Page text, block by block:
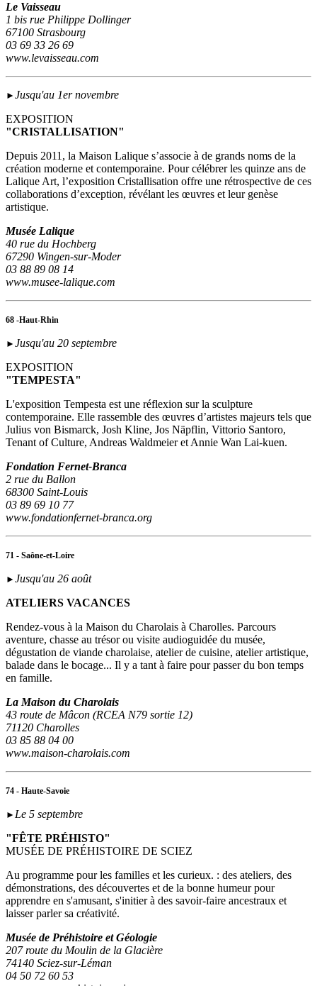
Le Vaisseau
1 bis rue Philippe Dollinger
67100 Strasbourg
03 69 33 26 69
www.levaisseau.com
► Jusqu'au 1er novembre
EXPOSITION
"CRISTALLISATION"
Depuis 2011, la Maison Lalique s’associe à de grands noms de la
création moderne et contemporaine. Pour célébrer les quinze ans de
Lalique Art, l’exposition Cristallisation offre une rétrospective de ces
collaborations d’exception, révélant les œuvres et leur genèse
artistique.
Musée Lalique
40 rue du Hochberg
67290 Wingen-sur-Moder
03 88 89 08 14
www.musee-lalique.com
68 -Haut-Rhin
► Jusqu'au 20 septembre
EXPOSITION
"TEMPESTA"
L'exposition Tempesta est une réflexion sur la sculpture
contemporaine. Elle rassemble des œuvres d’artistes majeurs tels que
Julius von Bismarck, Josh Kline, Jos Näpflin, Vittorio Santoro,
Tenant of Culture, Andreas Waldmeier et Annie Wan Lai-kuen.
Fondation Fernet-Branca
2 rue du Ballon
68300 Saint-Louis
03 89 69 10 77
www.fondationfernet-branca.org
71 - Saône-et-Loire
► Jusqu'au 26 août
ATELIERS VACANCES
Rendez-vous à la Maison du Charolais à Charolles. Parcours
aventure, chasse au trésor ou visite audioguidée du musée,
dégustation de viande charolaise, atelier de cuisine, atelier artistique,
balade dans le bocage... Il y a tant à faire pour passer du bon temps
en famille.
La Maison du Charolais
43 route de Mâcon (RCEA N79 sortie 12)
71120 Charolles
03 85 88 04 00
www.maison-charolais.com
74 - Haute-Savoie
► Le 5 septembre
"FÊTE PRÉHISTO"
MUSÉE DE PRÉHISTOIRE DE SCIEZ
Au programme pour les familles et les curieux. : des ateliers, des
démonstrations, des découvertes et de la bonne humeur pour
apprendre en s'amusant, s'initier à des savoir-faire ancestraux et
laisser parler sa créativité.
Musée de Préhistoire et Géologie
207 route du Moulin de la Glacière
74140 Sciez-sur-Léman
04 50 72 60 53